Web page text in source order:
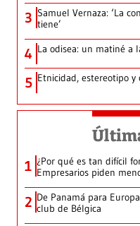
3 Samuel Vernaza: ‘La
tiene’
4 La odisea: un matiné a
5 Etnicidad, estereotipo y
1 ¿Por qué es tan difícil
Empresarios piden
2 De Panamá para
club de Bélgica